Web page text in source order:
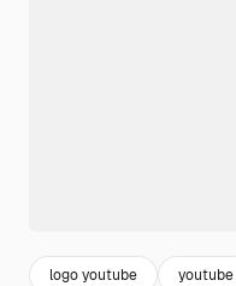
logo youtube youtube